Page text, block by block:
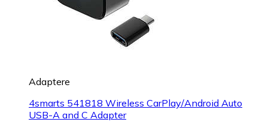
Adaptere
4smarts 541818 Wireless CarPlay/Android Auto
USB-A and C Adapter